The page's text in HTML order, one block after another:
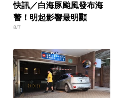
快訊／白海豚颱風發布海
警！明起影響最明顯
8/7